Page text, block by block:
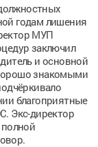
годам лишения
МУП
заключил
и основной
знакомыми
благоприятные
Экс-директор